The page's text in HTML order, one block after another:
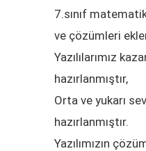
7.sınıf
ve çözümleri
Yazılılarımız
hazırlanmıştır,
Orta ve yukarı
hazırlanmıştır.
Yazılımızın